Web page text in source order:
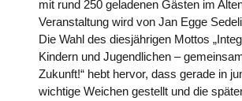
mit rund 250 geladenen Gästen im
Veranstaltung wird von Jan Egge
Die Wahl des diesjährigen Mottos
Kindern und Jugendlichen –
Zukunft!“ hebt hervor, dass gerade in
wichtige Weichen gestellt und die